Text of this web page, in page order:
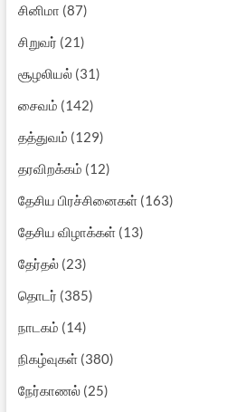
சினிமா (87)
சிறுவர் (21)
சூழலியல்(31)
சைவம் (142)
தத்துவம் (129)
தரவிறக்கம் (12)
தேசிய பிரச்சினைகள்(163)
தேசிய விழாக்கள்(13)
தேர்தல்(23)
தொடர் (385)
நாடகம் (14)
நிகழ்வுகள்(380)
நேர்காணல்(25)